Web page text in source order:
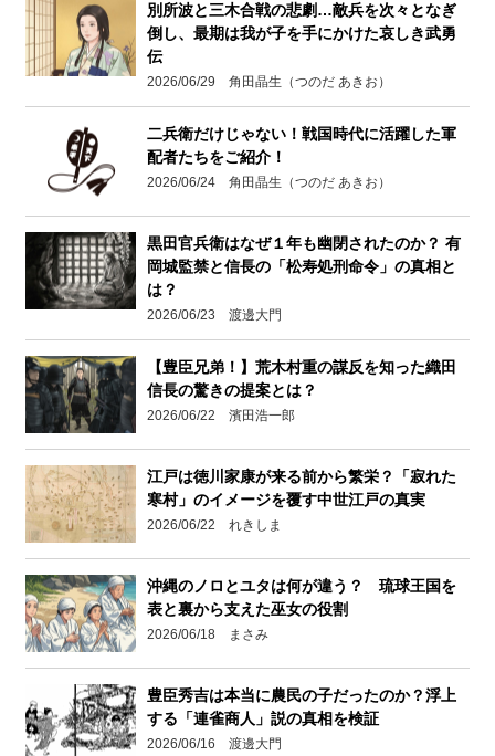
別所波と三木合戦の悲劇…敵兵を次々となぎ
倒し、最期は我が子を手にかけた哀しき武勇
伝
2026/06/29 角田晶生（つのだ あきお）
二兵衛だけじゃない！戦国時代に活躍した軍
配者たちをご紹介！
2026/06/24 角田晶生（つのだ あきお）
黒田官兵衛はなぜ１年も幽閉されたのか？ 有
岡城監禁と信長の「松寿処刑命令」の真相と
は？
2026/06/23 渡邊大門
【豊臣兄弟！】荒木村重の謀反を知った織田
信長の驚きの提案とは？
2026/06/22 濱田浩一郎
江戸は徳川家康が来る前から繁栄？「寂れた
寒村」のイメージを覆す中世江戸の真実
2026/06/22 れきしま
沖縄のノロとユタは何が違う？ 琉球王国を
表と裏から支えた巫女の役割
2026/06/18 まさみ
豊臣秀吉は本当に農民の子だったのか？浮上
する「連雀商人」説の真相を検証
2026/06/16 渡邊大門